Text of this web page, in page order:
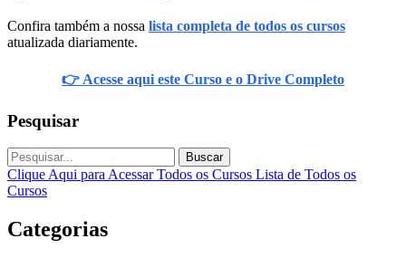
Confira também a nossa lista completa de todos os cursos
atualizada diariamente.
👉 Acesse aqui este Curso e o Drive Completo
Pesquisar
Buscar
Clique Aqui para Acessar Todos os Cursos Lista de Todos os
Cursos
Categorias